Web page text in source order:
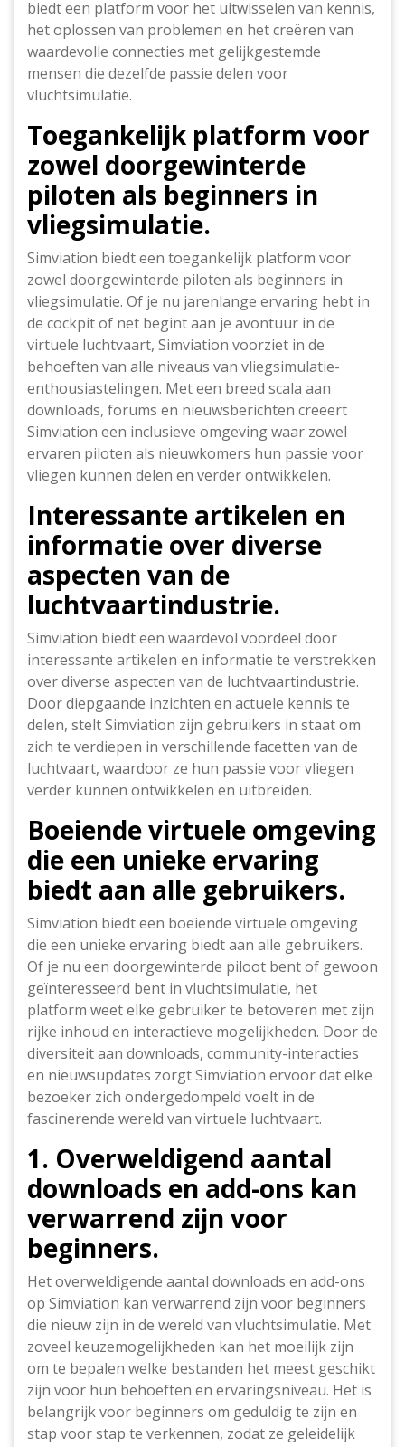
biedt een platform voor het uitwisselen van kennis,
het oplossen van problemen en het creëren van
waardevolle connecties met gelijkgestemde
mensen die dezelfde passie delen voor
vluchtsimulatie.
Toegankelijk platform voor
zowel doorgewinterde
piloten als beginners in
vliegsimulatie.
Simviation biedt een toegankelijk platform voor
zowel doorgewinterde piloten als beginners in
vliegsimulatie. Of je nu jarenlange ervaring hebt in
de cockpit of net begint aan je avontuur in de
virtuele luchtvaart, Simviation voorziet in de
behoeften van alle niveaus van vliegsimulatie-
enthousiastelingen. Met een breed scala aan
downloads, forums en nieuwsberichten creëert
Simviation een inclusieve omgeving waar zowel
ervaren piloten als nieuwkomers hun passie voor
vliegen kunnen delen en verder ontwikkelen.
Interessante artikelen en
informatie over diverse
aspecten van de
luchtvaartindustrie.
Simviation biedt een waardevol voordeel door
interessante artikelen en informatie te verstrekken
over diverse aspecten van de luchtvaartindustrie.
Door diepgaande inzichten en actuele kennis te
delen, stelt Simviation zijn gebruikers in staat om
zich te verdiepen in verschillende facetten van de
luchtvaart, waardoor ze hun passie voor vliegen
verder kunnen ontwikkelen en uitbreiden.
Boeiende virtuele omgeving
die een unieke ervaring
biedt aan alle gebruikers.
Simviation biedt een boeiende virtuele omgeving
die een unieke ervaring biedt aan alle gebruikers.
Of je nu een doorgewinterde piloot bent of gewoon
geïnteresseerd bent in vluchtsimulatie, het
platform weet elke gebruiker te betoveren met zijn
rijke inhoud en interactieve mogelijkheden. Door de
diversiteit aan downloads, community-interacties
en nieuwsupdates zorgt Simviation ervoor dat elke
bezoeker zich ondergedompeld voelt in de
fascinerende wereld van virtuele luchtvaart.
1. Overweldigend aantal
downloads en add-ons kan
verwarrend zijn voor
beginners.
Het overweldigende aantal downloads en add-ons
op Simviation kan verwarrend zijn voor beginners
die nieuw zijn in de wereld van vluchtsimulatie. Met
zoveel keuzemogelijkheden kan het moeilijk zijn
om te bepalen welke bestanden het meest geschikt
zijn voor hun behoeften en ervaringsniveau. Het is
belangrijk voor beginners om geduldig te zijn en
stap voor stap te verkennen, zodat ze geleidelijk